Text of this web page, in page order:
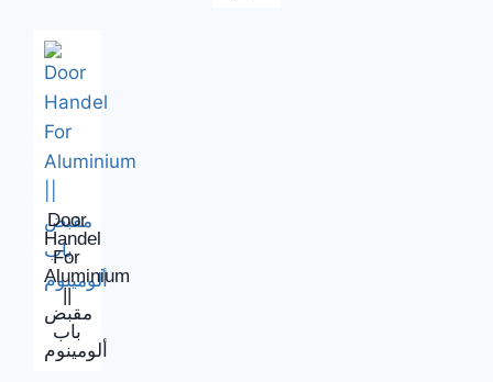
Door
Handel
For
Aluminium
||
مقبض
باب
ألومينوم